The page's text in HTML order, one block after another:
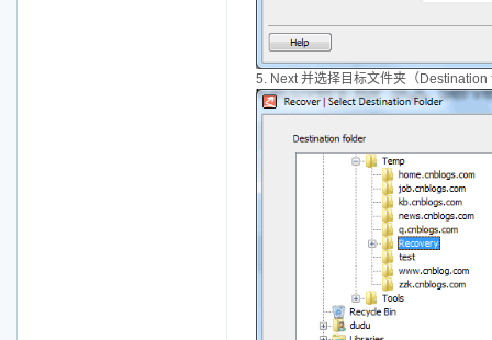
5. Next 并选择目标文件夹（